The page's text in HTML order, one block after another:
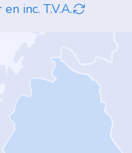
inc. T.V.A.